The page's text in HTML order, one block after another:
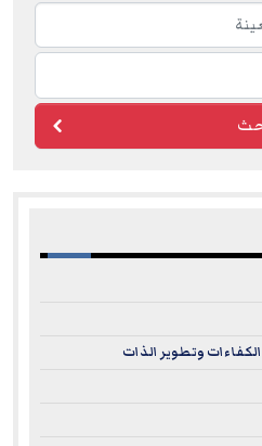
وتطوير الذات